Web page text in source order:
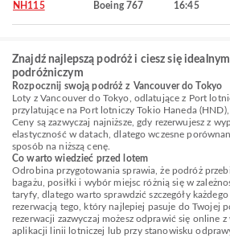
NH115 Boeing 767 16:45
Znajdź najlepszą podróż i ciesz się
podróżniczym
Rozpocznij swoją podróż z Vancouver do Tokyo
Loty z Vancouver do Tokyo, odlatujące z Port
przylatujące na Port lotniczy Tokio Haneda
Ceny są zazwyczaj najniższe, gdy rezerwujesz z
elastyczność w datach, dlatego wczesne
sposób na niższą cenę.
Co warto wiedzieć przed lotem
Odrobina przygotowania sprawia, że podróż
bagażu, posiłki i wybór miejsc różnią się w
taryfy, dlatego warto sprawdzić szczegóły
rezerwacją tego, który najlepiej pasuje do Twojej
rezerwacji zazwyczaj możesz odprawić się online
aplikacji linii lotniczej lub przy stanowisku